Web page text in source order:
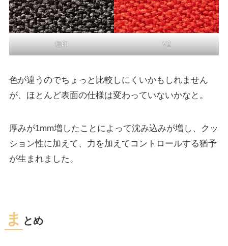
無印 V2
色が違うのでちょっと比較しにくいかもしれません
が、ほとんど表面の仕様は変わっていないかなと。
厚みが1mm増したことによって沈み込みが増し、クッ
ション性に加えて、力を加えてコントロールする猶予
が生まれました。
ま とめ